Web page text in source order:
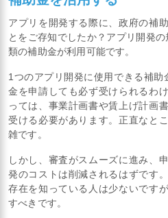
アプリを開発する際に、政府の補
とをご存知でしたか？アプリ開発
類の補助金が利用可能です。
1つのアプリ開発に使用できる補
金を申請しても必ず受けられるわ
っては、事業計画書や賃上げ計画
受ける必要があります。正直なと
雑です。
しかし、審査がスムーズに進み、
発のコストは削減されるはずです
存在を知っている人は少ないです
すべきです。